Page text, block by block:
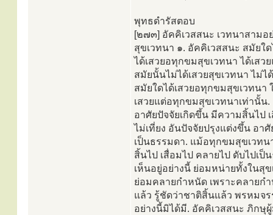
พุทธดำรัสตอบ
[๒๗๓] อัคคิเวสสนะ เวทนาสาม
สุขเวทนา ๑. อัคคิเวสสนะ สมัยใ
ได้เสวยอทุกขมสุขเวทนา ได้เสว
สมัยนั้นไม่ได้เสวยสุขเวทนา ไม่ไ
สมัยใดได้เสวยอทุกขมสุขเวทนา
เสวยแต่อทุกขมสุขเวทนาเท่านั้น
อาศัยปัจจัยเกิดขึ้น มีความสิ้นไป
ไม่เที่ยง อันปัจจัยปรุงแต่งขึ้น อา
เป็นธรรมดา. แม้อทุกขมสุขเวทน
สิ้นไป เสื่อมไป คลายไป ดับไปเป็
เห็นอยู่อย่างนี้ ย่อมหน่ายทั้งในสุ
ย่อมคลายกำหนัด เพราะคลาย
แล้ว รู้ชัดว่าชาติสิ้นแล้ว พรหมจร
อย่างนี้มิได้มี. อัคคิเวสสนะ ภิกษุ